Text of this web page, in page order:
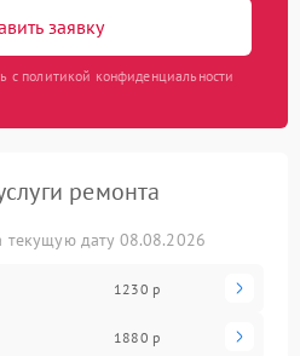
заявку
с политикой конфиденциальности
ремонта
текущую дату 08.08.2026
1230 р
1880 р